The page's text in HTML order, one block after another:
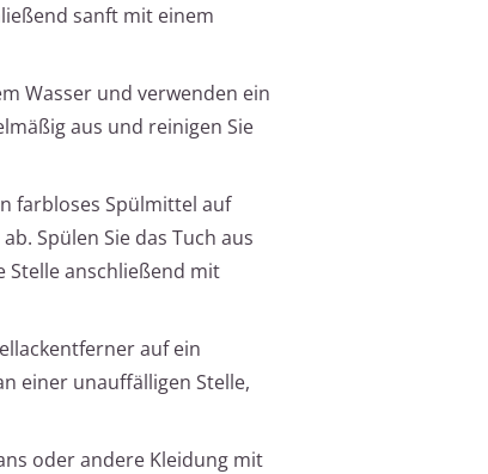
sanft mit einem
Wasser und verwenden ein
aus und reinigen Sie
farbloses Spülmittel auf
Spülen Sie das Tuch aus
Stelle anschließend mit
auf ein
einer unauffälligen Stelle,
oder andere Kleidung mit